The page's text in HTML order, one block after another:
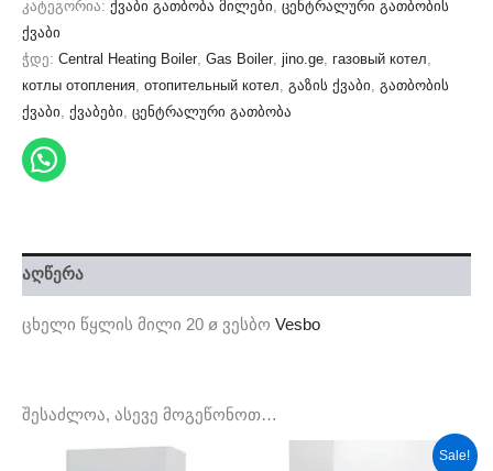
კატეგორია: ქვაბი გათბობა მილები, ცენტრალური გათბობის
ქვაბი
ჭდე: Central Heating Boiler, Gas Boiler, jino.ge, газовый котел,
котлы отопления, отопительный котел, გაზის ქვაბი, გათბობის
ქვაბი, ქვაბები, ცენტრალური გათბობა
აღწერა
ცხელი წყლის მილი 20 ø ვესბო Vesbo
შესაძლოა, ასევე მოგეწონოთ…
Sale!
Current